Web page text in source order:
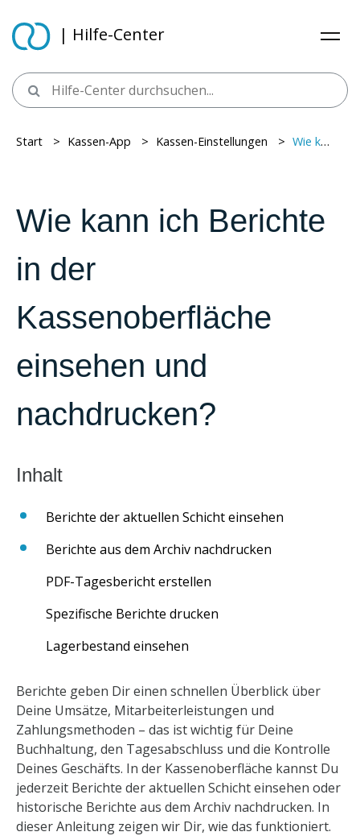
| Hilfe-Center
Start > ​ Kassen-App > ​ Kassen-Einstellungen > ​ Wie kann ich Berichte in der Kassenoberfläche einsehen und nachdrucken?
Wie kann ich Berichte
in der
Kassenoberfläche
einsehen und
nachdrucken?
Berichte der aktuellen Schicht einsehen
Berichte aus dem Archiv nachdrucken
PDF-Tagesbericht erstellen
Spezifische Berichte drucken
Lagerbestand einsehen
Berichte geben Dir einen schnellen Überblick über
Deine Umsätze, Mitarbeiterleistungen und
Zahlungsmethoden – das ist wichtig für Deine
Buchhaltung, den Tagesabschluss und die Kontrolle
Deines Geschäfts. In der Kassenoberfläche kannst Du
jederzeit Berichte der aktuellen Schicht einsehen oder
historische Berichte aus dem Archiv nachdrucken. In
dieser Anleitung zeigen wir Dir, wie das funktioniert.